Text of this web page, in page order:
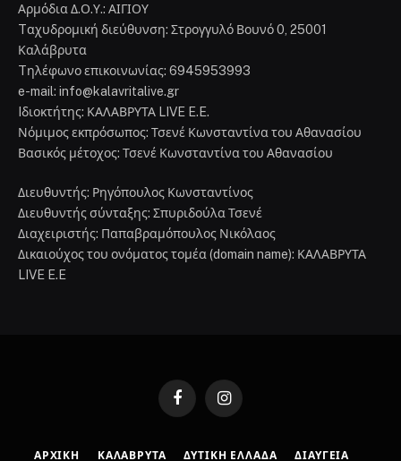
Αρμόδια Δ.Ο.Υ.: ΑΙΓΙΟΥ
Tαχυδρομική διεύθυνση: Στρογγυλό Βουνό 0, 25001
Καλάβρυτα
Tηλέφωνο επικοινωνίας: 6945953993
e-mail: info@kalavritalive.gr
Iδιοκτήτης: ΚΑΛΑΒΡΥΤΑ LIVE E.E.
Νόμιμος εκπρόσωπος: Τσενέ Κωνσταντίνα του Αθανασίου
Βασικός μέτοχος: Τσενέ Κωνσταντίνα του Αθανασίου
Διευθυντής: Ρηγόπουλος Κωνσταντίνος
Διευθυντής σύνταξης: Σπυριδούλα Τσενέ
Διαχειριστής: Παπαβραμόπουλος Νικόλαος
Δικαιούχος του ονόματος τομέα (domain name): ΚΑΛΑΒΡΥΤΑ
LIVE E.E
FacebookInstagram
ΑΡΧΙΚΉ ΚΑΛΆΒΡΥΤΑ ΔΥΤΙΚΉ ΕΛΛΆΔΑ ΔΙΑΎΓΕΙΑ